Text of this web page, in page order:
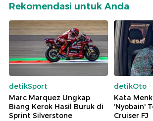
Rekomendasi untuk Anda
detikSport
Marc Marquez Ungkap
Biang Kerok Hasil Buruk di
Sprint Silverstone
detikOto
Kata
'Nyobain'
Cruiser FJ